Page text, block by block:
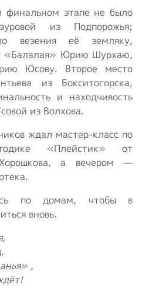
финальном этапе не было
из Подпорожья;
везения её земляку,
«Балалая» Юрию Шурхаю,
Юсову. Второе место
из Бокситогорска,
и находчивость
из Волхова.
ждал мастер-класс по
«Плейстик» от
а вечером —
по домам, чтобы в
вновь.
,